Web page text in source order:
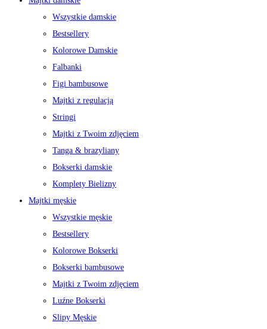
Wszystkie damskie
Bestsellery
Kolorowe Damskie
Falbanki
Figi bambusowe
Majtki z regulacją
Stringi
Majtki z Twoim zdjęciem
Tanga & brazyliany
Bokserki damskie
Komplety Bielizny
Majtki męskie
Wszystkie męskie
Bestsellery
Kolorowe Bokserki
Bokserki bambusowe
Majtki z Twoim zdjęciem
Luźne Bokserki
Slipy Męskie